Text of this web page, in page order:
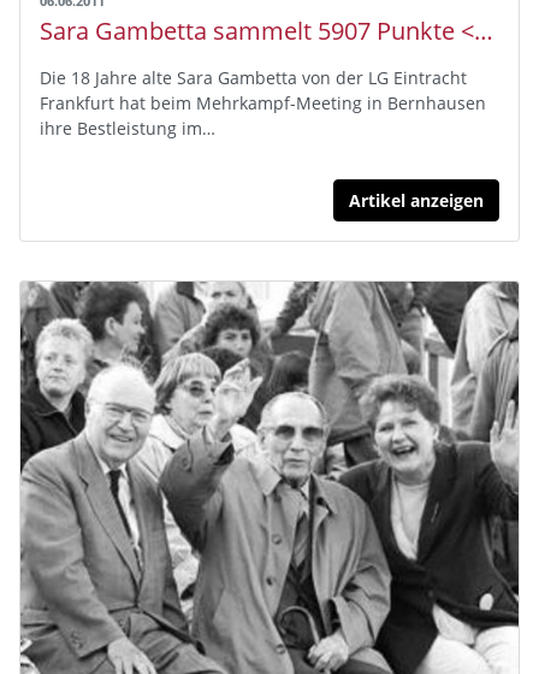
Sara Gambetta sammelt 5907 Punkte <br>Drei Hessen für U20-EM qualifiziert
Die 18 Jahre alte Sara Gambetta von der LG Eintracht
Frankfurt hat beim Mehrkampf-Meeting in Bernhausen
ihre Bestleistung im…
Artikel anzeigen